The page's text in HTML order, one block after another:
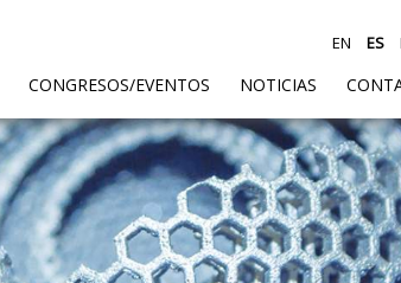
CONGRESOS/EVENTOS NOTICIAS
EN ES